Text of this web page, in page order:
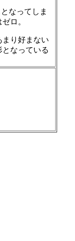
なってしま
ロ。
り好まない
なっている